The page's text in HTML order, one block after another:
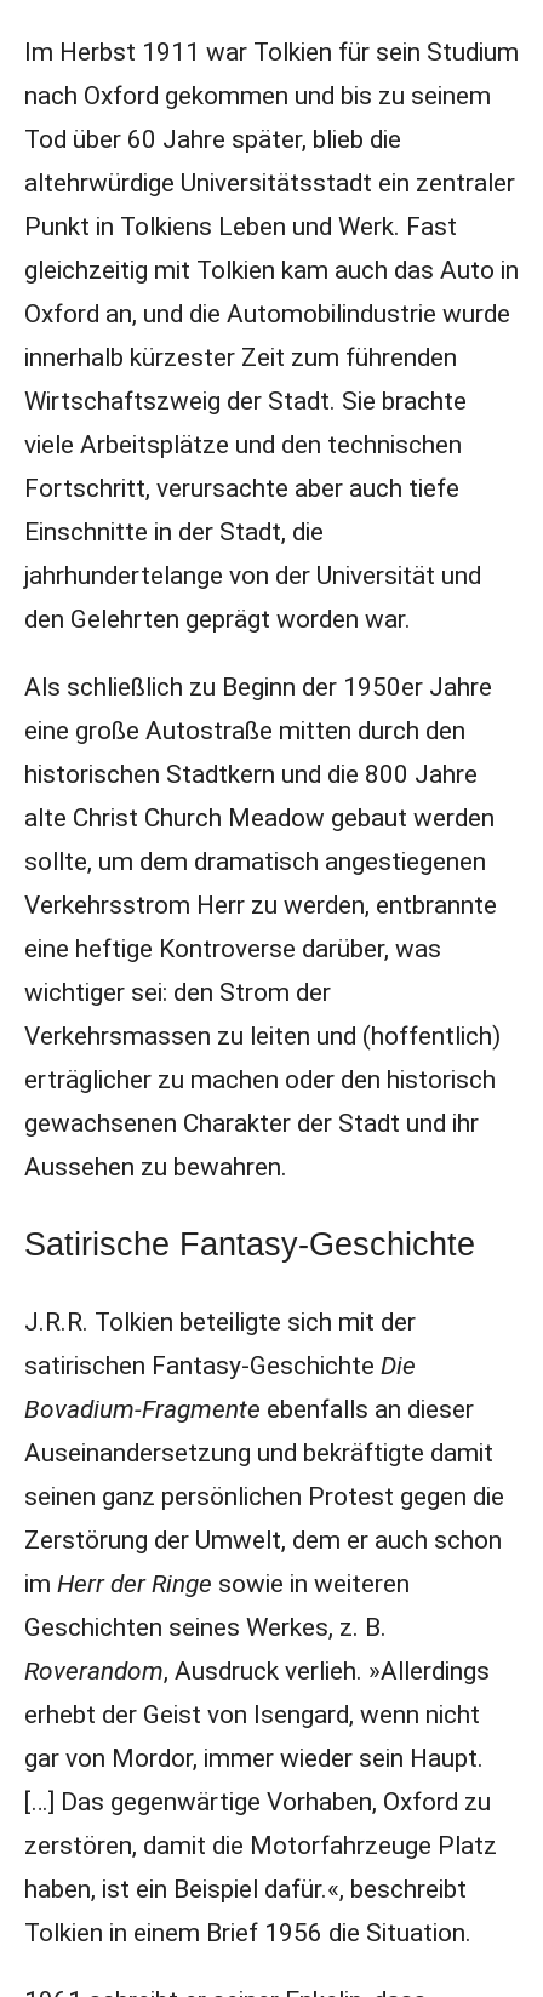
Im Herbst 1911 war Tolkien für sein Studium
nach Oxford gekommen und bis zu seinem
Tod über 60 Jahre später, blieb die
altehrwürdige Universitätsstadt ein zentraler
Punkt in Tolkiens Leben und Werk. Fast
gleichzeitig mit Tolkien kam auch das Auto in
Oxford an, und die Automobilindustrie wurde
innerhalb kürzester Zeit zum führenden
Wirtschaftszweig der Stadt. Sie brachte
viele Arbeitsplätze und den technischen
Fortschritt, verursachte aber auch tiefe
Einschnitte in der Stadt, die
jahrhundertelange von der Universität und
den Gelehrten geprägt worden war.
Als schließlich zu Beginn der 1950er Jahre
eine große Autostraße mitten durch den
historischen Stadtkern und die 800 Jahre
alte Christ Church Meadow gebaut werden
sollte, um dem dramatisch angestiegenen
Verkehrsstrom Herr zu werden, entbrannte
eine heftige Kontroverse darüber, was
wichtiger sei: den Strom der
Verkehrsmassen zu leiten und (hoffentlich)
erträglicher zu machen oder den historisch
gewachsenen Charakter der Stadt und ihr
Aussehen zu bewahren.
Satirische Fantasy-Geschichte
J.R.R. Tolkien beteiligte sich mit der
satirischen Fantasy-Geschichte Die
Bovadium-Fragmente ebenfalls an dieser
Auseinandersetzung und bekräftigte damit
seinen ganz persönlichen Protest gegen die
Zerstörung der Umwelt, dem er auch schon
im Herr der Ringe sowie in weiteren
Geschichten seines Werkes, z. B.
Roverandom, Ausdruck verlieh. »Allerdings
erhebt der Geist von Isengard, wenn nicht
gar von Mordor, immer wieder sein Haupt.
[…] Das gegenwärtige Vorhaben, Oxford zu
zerstören, damit die Motorfahrzeuge Platz
haben, ist ein Beispiel dafür.«, beschreibt
Tolkien in einem Brief 1956 die Situation.